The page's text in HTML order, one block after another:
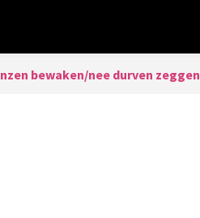
bewaken/nee durven zeggen